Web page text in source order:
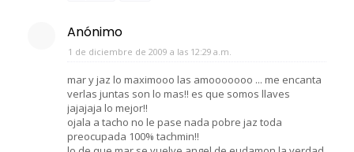
Anónimo
1 de diciembre de 2009 a las 12:29 a.m.
mar y jaz lo maximooo las amooooooo ... me encanta
verlas juntas son lo mas!! es que somos llaves
jajajaja lo mejor!!
ojala a tacho no le pase nada pobre jaz toda
preocupada 100% tachmin!!